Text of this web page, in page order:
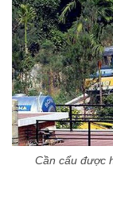
Cần cẩu được